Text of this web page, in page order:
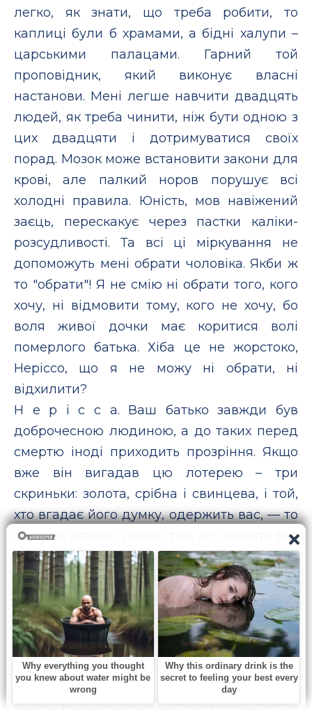
легко, як знати, що треба робити, то
каплиці були б храмами, а бідні халупи –
царськими палацами. Гарний той
проповідник, який виконує власні
настанови. Мені легше навчити двадцять
людей, як треба чинити, ніж бути одною з
цих двадцяти і дотримуватися своїх
порад. Мозок може встановити закони для
крові, але палкий норов порушує всі
холодні правила. Юність, мов навіжений
заєць, перескакує через пастки каліки-
розсудливості. Та всі ці міркування не
допоможуть мені обрати чоловіка. Якби ж
то "обрати"! Я не смію ні обрати того, кого
хочу, ні відмовити тому, кого не хочу, бо
воля живої дочки має коритися волі
померлого батька. Хіба це не жорстоко,
Неріссо, що я не можу ні обрати, ні
відхилити?
Н е р і с с а. Ваш батько завжди був
доброчесною людиною, а до таких перед
смертю іноді приходить прозріння. Якщо
вже він вигадав цю лотерею – три
скриньки: золота, срібна і свинцева, і той,
хто вгадає його думку, одержить вас, — то
повірте, вгадає, певне, той, хто любить вас
по-справжньому. Та скажіть: чи є у вас
прихильність хоч до одного з вельможних
женихів, що вже приїхали?
П о р ц і я. Назви їх, будь ласка, а я буду
описувати їх тобі. За моїми описами ти
зможеш робити висновки про мою
прихильність.
Н е р і с с а. По-перше, принц